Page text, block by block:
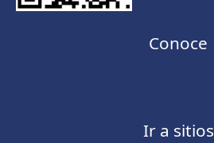
Conoce
Ir a sitios